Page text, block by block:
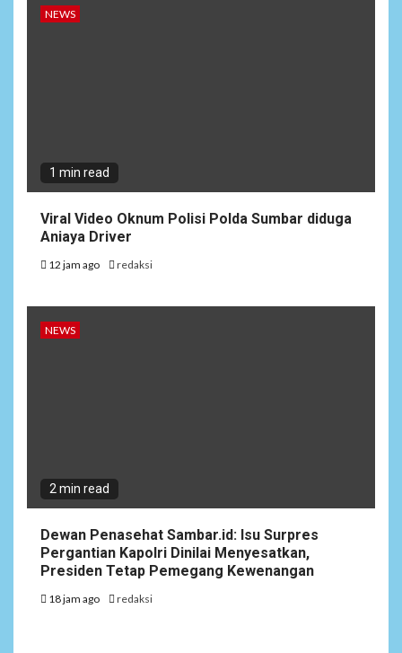
NEWS
1 min read
Viral Video Oknum Polisi Polda Sumbar diduga
Aniaya Driver
12 jam ago redaksi
NEWS
2 min read
Dewan Penasehat Sambar.id: Isu Surpres
Pergantian Kapolri Dinilai Menyesatkan,
Presiden Tetap Pemegang Kewenangan
18 jam ago redaksi